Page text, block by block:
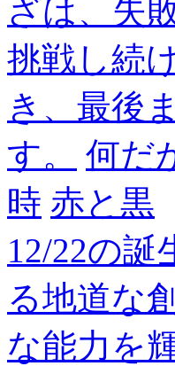
ざは、失
挑戦し続
き、最後
す。
何だ
時 赤と黒
12/22の
る地道な
な能力を